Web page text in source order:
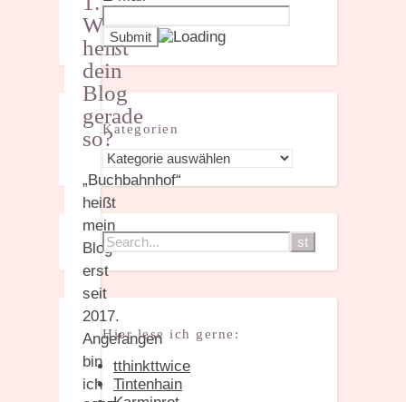
Warum
heißt
dein
Blog
gerade
so?
„Buchbahnhof“
heißt
mein
Blog
erst
seit
2017.
Angefangen
bin
ich
Kategorien
Kategorien
Hier lese ich gerne:
tthinkttwice
Tintenhain